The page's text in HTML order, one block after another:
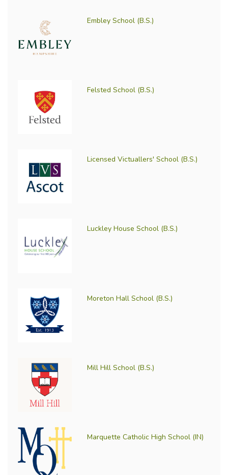
Embley School (B.S.)
Felsted School (B.S.)
Licensed Victuallers' School (B.S.)
Luckley House School (B.S.)
Moreton Hall School (B.S.)
Mill Hill School (B.S.)
Marquette Catholic High School (IN)